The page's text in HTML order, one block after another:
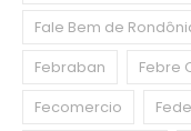
Fale Bem de
Febraban
Febre
Fecomercio